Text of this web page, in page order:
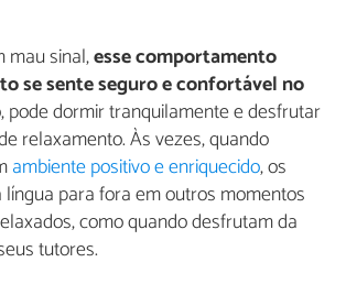
mau sinal,esse comportamento
se sente seguro e confortável no
pode dormir tranquilamente e desfrutar
relaxamento. Às vezes, quando
ambiente positivo e enriquecido, os
para fora em outros momentos
como quando desfrutam da
tutores.